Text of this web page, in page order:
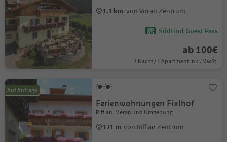
1.1 km von Vöran Zentrum
Südtirol Guest Pass
ab 100€
1 Nacht / 1 Apartment Inkl. MwSt.
Auf Anfrage
Ferienwohnungen Fixlhof
Riffian, Meran und Umgebung
121 m von Riffian Zentrum